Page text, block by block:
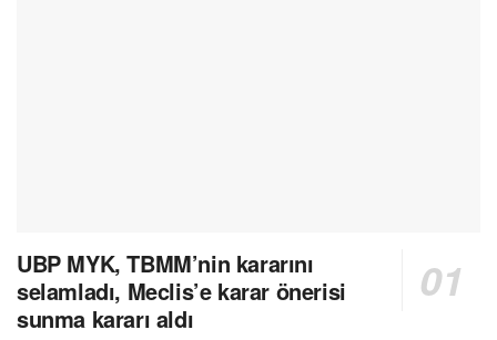
UBP MYK, TBMM’nin kararını
selamladı, Meclis’e karar önerisi
sunma kararı aldı